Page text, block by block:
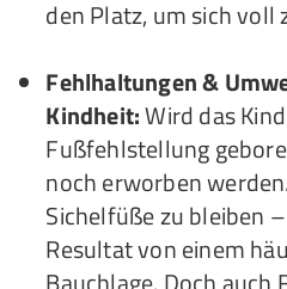
den Platz, um sich voll
Fehlhaltungen &
Kindheit:Wird das
Fußfehlstellung
noch erworben
Sichelfüße zu bleiben
Resultat von einem